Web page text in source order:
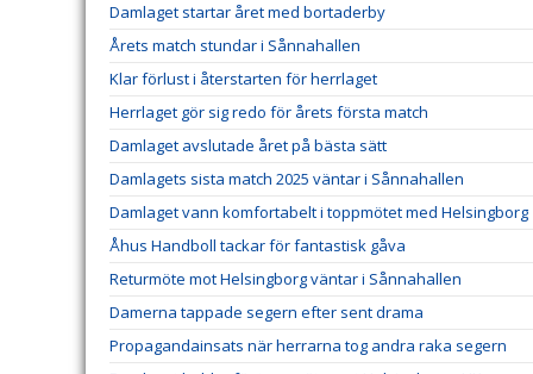
Damlaget startar året med bortaderby
Årets match stundar i Sånnahallen
Klar förlust i återstarten för herrlaget
Herrlaget gör sig redo för årets första match
Damlaget avslutade året på bästa sätt
Damlagets sista match 2025 väntar i Sånnahallen
Damlaget vann komfortabelt i toppmötet med Helsingborg
Åhus Handboll tackar för fantastisk gåva
Returmöte mot Helsingborg väntar i Sånnahallen
Damerna tappade segern efter sent drama
Propagandainsats när herrarna tog andra raka segern